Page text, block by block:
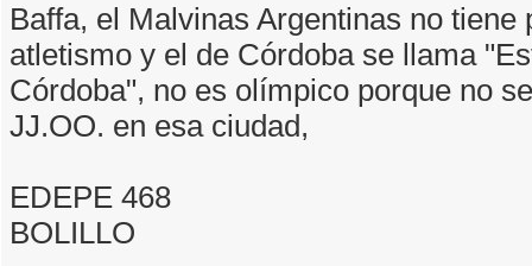
Baffa, el Malvinas Argentinas no tiene
atletismo y el de Córdoba se llama
Córdoba", no es olímpico porque no
JJ.OO. en esa ciudad,
EDEPE 468
BOLILLO